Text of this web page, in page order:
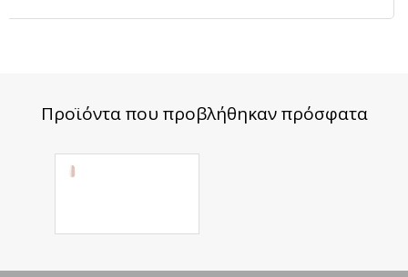
Προϊόντα που προβλήθηκαν πρόσφατα